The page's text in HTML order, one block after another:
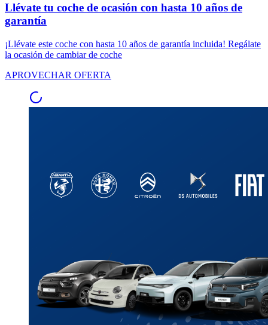
Llévate tu coche de ocasión con hasta 10 años de
garantía
¡Llévate este coche con hasta 10 años de garantía incluida! Regálate
la ocasión de cambiar de coche
APROVECHAR OFERTA